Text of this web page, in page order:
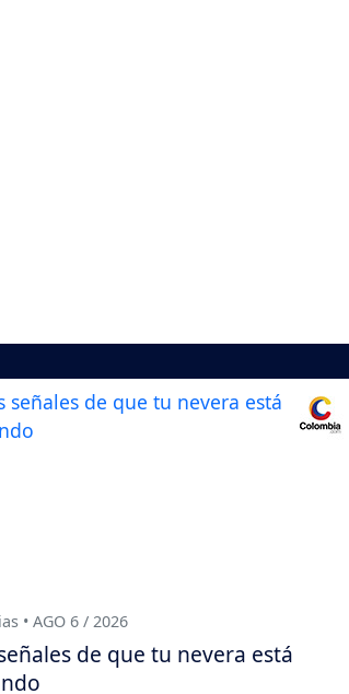
• AGO 6 / 2026
de que tu nevera está